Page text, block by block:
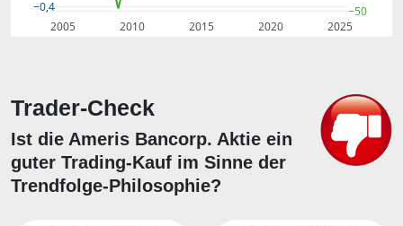
2005 2010 2015 2020 2025
−0,4 −50
Trader-Check
Ist die Ameris Bancorp. Aktie ein
guter Trading-Kauf im Sinne der
Trendfolge-Philosophie?